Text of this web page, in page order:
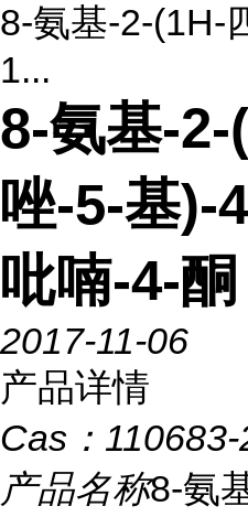
8-氨基-2-(1H-
1...
8-氨基-2-
唑-5-基)-
吡喃-4-酮
2017-11-06
产品详情
Cas：
产品名称8-氨